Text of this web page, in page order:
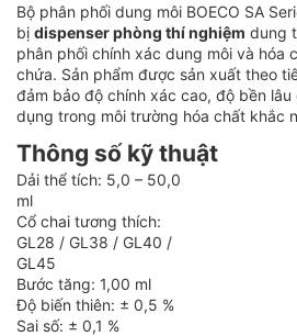
Bộ phân phối dung môi BOECO SA
bị dispenser phòng thí nghiệm dung
phân phối chính xác dung môi và hóa
chứa. Sản phẩm được sản xuất theo
đảm bảo độ chính xác cao, độ bền
dụng trong môi trường hóa chất khắc
Thông số kỹ thuật
Dải thể tích: 5,0 – 50,0
ml
Cổ chai tương thích:
GL28 / GL38 / GL40 /
GL45
Bước tăng: 1,00 ml
Độ biến thiên: ± 0,5 %
Sai số: ± 0,1 %